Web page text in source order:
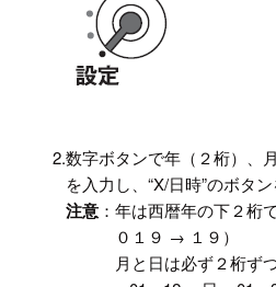
2.数字ボタンで年（２桁）、
を入力し、“X/日時”のボタン
注意 ：年は西暦年の下２桁
０１９ → １９）
月と日は必ず２桁ず